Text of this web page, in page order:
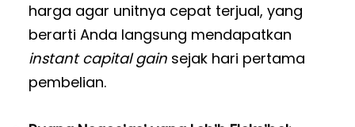
harga agar unitnya cepat terjual, yang
berarti Anda langsung mendapatkan
instant capital gain sejak hari pertama
pembelian.